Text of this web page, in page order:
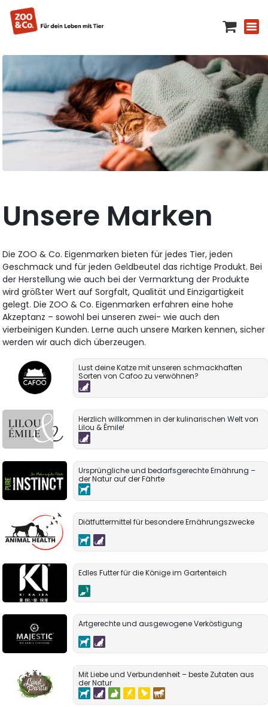
Unsere Marken
Die ZOO & Co. Eigenmarken bieten für jedes Tier, jeden
Geschmack und für jeden Geldbeutel das richtige Produkt. Bei
der Herstellung wie auch bei der Vermarktung der Produkte
wird größter Wert auf Sorgfalt, Qualität und Einzigartigkeit
gelegt. Die ZOO & Co. Eigenmarken erfahren eine hohe
Akzeptanz – sowohl bei unseren zwei- wie auch den
vierbeinigen Kunden. Lerne auch unsere Marken kennen, sicher
werden wir auch dich überzeugen.
Lust deine Katze mit unseren schmackhaften
Sorten von Cafoo zu verwöhnen?
Herzlich willkommen in der kulinarischen Welt von
Lilou & Émile!
Ursprüngliche und bedarfsgerechte Ernährung –
der Natur auf der Fährte
Diätfuttermittel für besondere Ernährungszwecke
Edles Futter für die Könige im Gartenteich
Artgerechte und ausgewogene Verköstigung
Mit Liebe und Verbundenheit – beste Zutaten aus
der Natur